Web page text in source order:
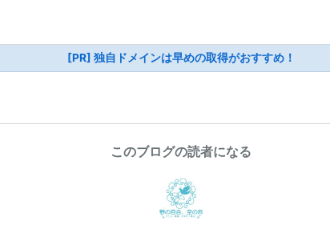
[PR] 独自ドメインは早めの取得がおすすめ！
このブログの読者になる